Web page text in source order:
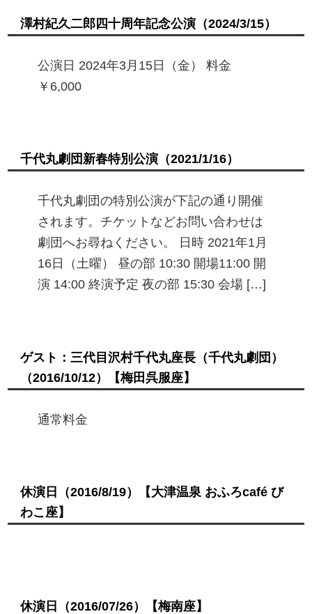
澤村紀久二郎四十周年記念公演（2024/3/15）
公演日 2024年3月15日（金） 料金
￥6,000
千代丸劇団新春特別公演（2021/1/16）
千代丸劇団の特別公演が下記の通り開催
されます。チケットなどお問い合わせは
劇団へお尋ねください。 日時 2021年1月
16日（土曜） 昼の部 10:30 開場11:00 開
演 14:00 終演予定 夜の部 15:30 会場 […]
ゲスト：三代目沢村千代丸座長（千代丸劇団）
（2016/10/12）
【梅田呉服座】
通常料金
休演日 （2016/8/19）
【大津温泉 おふろcafé び
わこ座】
休演日 （2016/07/26） 【梅南座】